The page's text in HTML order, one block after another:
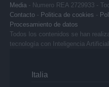
Media - Numero REA 2729933 -
Contacto - Politica de cookies -
Procesamiento de datos
Todos los contenidos se han
tecnología con Inteligencia
Italia